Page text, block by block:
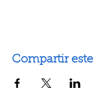
Compartir